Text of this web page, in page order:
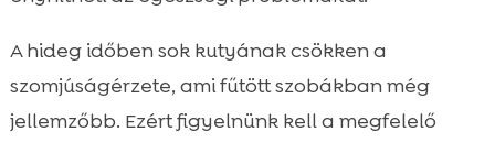
A hideg időben sok kutyának csökken a
szomjúságérzete, ami fűtött szobákban még
jellemzőbb. Ezért figyelnünk kell a megfelelő